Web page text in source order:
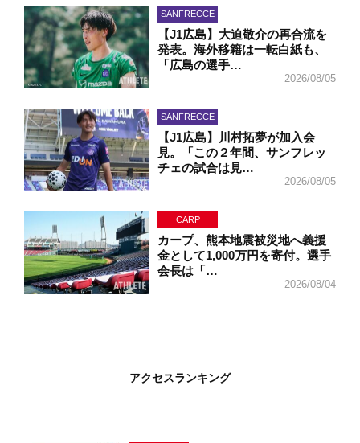
SANFRECCE
【J1広島】大迫敬介の再合流を
発表。海外移籍は一転白紙も、
「広島の選手…
2026/08/05
SANFRECCE
【J1広島】川村拓夢が加入会
見。「この２年間、サンフレッ
チェの試合は見…
2026/08/05
CARP
カープ、熊本地震被災地へ義援
金として1,000万円を寄付。選手
会長は「…
2026/08/04
アクセスランキング